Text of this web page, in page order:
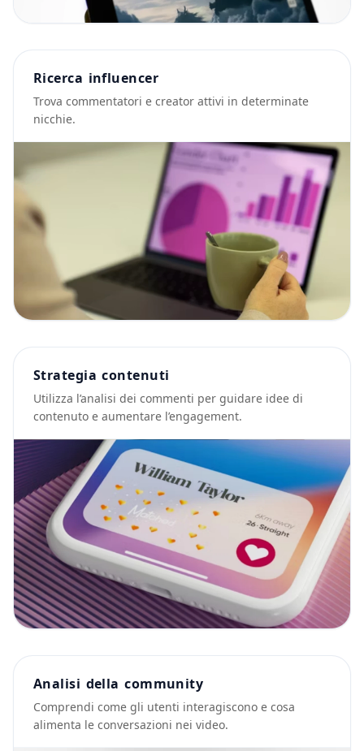
Ricerca influencer
Trova commentatori e creator attivi in determinate
nicchie.
Strategia contenuti
Utilizza l’analisi dei commenti per guidare idee di
contenuto e aumentare l’engagement.
Analisi della community
Comprendi come gli utenti interagiscono e cosa
alimenta le conversazioni nei video.